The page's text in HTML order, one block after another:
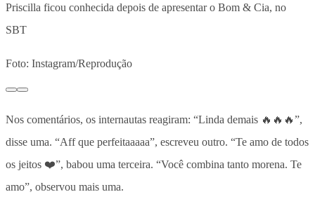
Priscilla ficou conhecida depois de apresentar o Bom & Cia, no
SBT
Foto: Instagram/Reprodução
Nos comentários, os internautas reagiram: “Linda demais 🔥🔥🔥”,
disse uma. “Aff que perfeitaaaaa”, escreveu outro. “Te amo de todos
os jeitos ❤️”, babou uma terceira. “Você combina tanto morena. Te
amo”, observou mais uma.